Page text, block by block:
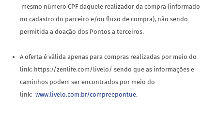
mesmo número CPF daquele realizador da compra (informado
no cadastro do parceiro e/ou fluxo de compra), não sendo
permitida a doação dos Pontos a terceiros.
A oferta é válida apenas para compras realizadas por meio do
link: https://zenlife.com/livelo/ sendo que as informações e
caminhos podem ser encontrados por meio do
link: www.livelo.com.br/compreepontue.